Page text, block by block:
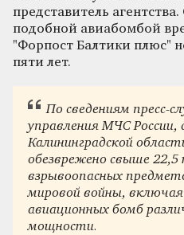
представитель
подобной авиабомбой
"Форпост Балтики плюс"
пяти лет.
По сведениям пресс-
управления МЧС России,
Калининградской
обезврежено свыше
взрывоопасных
мировой войны,
авиационных бомб
мощности.